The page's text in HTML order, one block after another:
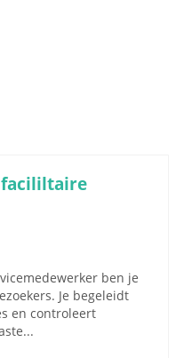
facililtaire
ben je
Je begeleidt
en controleert